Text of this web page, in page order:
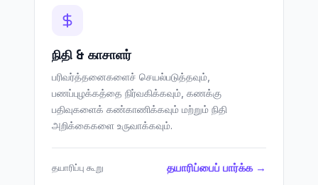
நிதி & காசாளர்
பரிவர்த்தனைகளைச் செயல்படுத்தவும்,
பணப்புழக்கத்தை நிர்வகிக்கவும், கணக்கு
பதிவுகளைக் கண்காணிக்கவும் மற்றும் நிதி
அறிக்கைகளை உருவாக்கவும்.
தயாரிப்பு கூறு தயாரிப்பைப் பார்க்க →